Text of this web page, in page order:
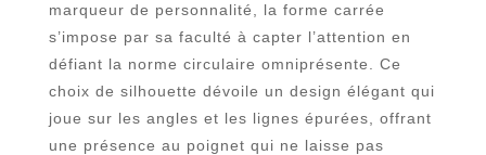
marqueur de personnalité, la forme carrée
s’impose par sa faculté à capter l’attention en
défiant la norme circulaire omniprésente. Ce
choix de silhouette dévoile un design élégant qui
joue sur les angles et les lignes épurées, offrant
une présence au poignet qui ne laisse pas